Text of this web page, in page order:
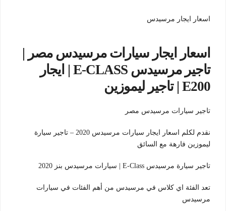
اسعار ايجار مرسيدس
اسعار ايجار سيارات مرسيدس مصر |
تاجير مرسيدس E-CLASS | ايجار
E200 | تاجير ليموزين
تاجير سيارات مرسيدس مصر
نقدم لكلم اسعار ايجار سيارات مرسيدس 2020 – تاجير سيارة
ليموزين فارهة مع السائق
تاجير سيارة مرسيدس E-Class | سيارات مرسيدس بنز 2020
تعد الفئة اي كلاس في مرسيدس من أهم الفئات في سيارات
مرسيدس